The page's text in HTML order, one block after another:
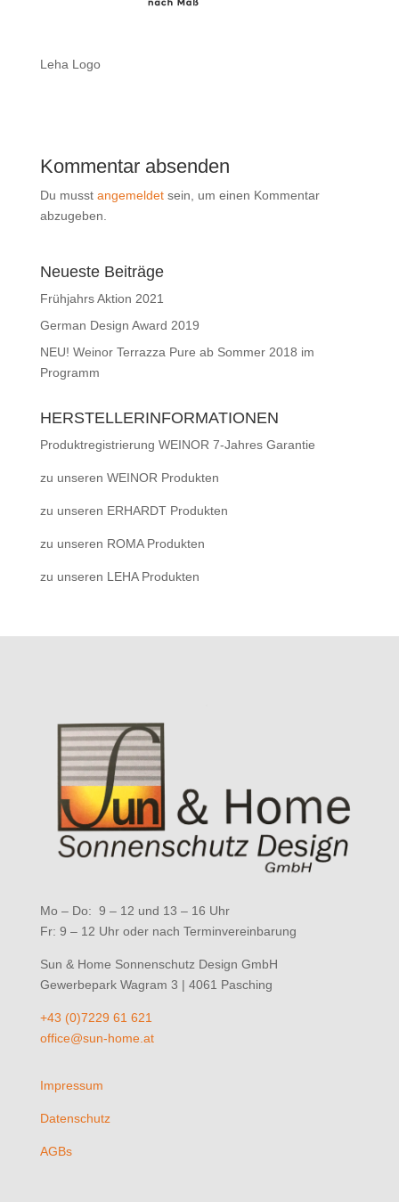
Leha Logo
Kommentar absenden
Du musst angemeldetsein, um einen Kommentar
abzugeben.
Neueste Beiträge
Frühjahrs Aktion 2021
German Design Award 2019
NEU! Weinor Terrazza Pure ab Sommer 2018 im
Programm
HERSTELLERINFORMATIONEN
Produktregistrierung WEINOR 7-Jahres Garantie
zu unseren WEINOR Produkten
zu unseren ERHARDT Produkten
zu unseren ROMA Produkten
zu unseren LEHA Produkten
Mo – Do: 9 – 12 und 13 – 16 Uhr
Fr: 9 – 12 Uhr oder nach Terminvereinbarung
Sun & Home Sonnenschutz Design GmbH
Gewerbepark Wagram 3 | 4061 Pasching
+43 (0)7229 61 621
office@sun-home.at
Impressum
Datenschutz
AGBs